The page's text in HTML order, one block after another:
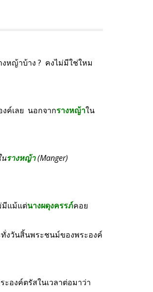
หญ้าบ้าง ?  คงไม่มีใช่ใหม
ค์เลย  นอกจากรางหญ้าใน
รางหญ้า (Manger)
มีแม้แต่นางผดุงครรภ์คอย